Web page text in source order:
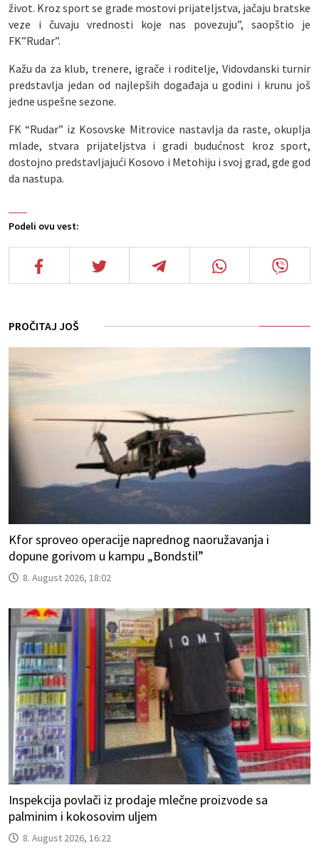
Podeli ovu vest:
život. Kroz sport se grade mostovi prijateljstva, jačaju bratske
veze i čuvaju vrednosti koje nas povezuju”, saopštio je
FK”Rudar”.
Kažu da za klub, trenere, igrače i roditelje, Vidovdanski turnir
predstavlja jedan od najlepših događaja u godini i krunu još
jedne uspešne sezone.
FK “Rudar” iz Kosovske Mitrovice nastavlja da raste, okuplja
mlade, stvara prijateljstva i gradi budućnost kroz sport,
dostojno predstavljajući Kosovo i Metohiju i svoj grad, gde god
da nastupa.
PROČITAJ JOŠ
Kfor sproveo operacije naprednog naoružavanja i
dopune gorivom u kampu „Bondstil”
8. August 2026, 18:02
Inspekcija povlači iz prodaje mlečne proizvode sa
palminim i kokosovim uljem
8. August 2026, 16:22